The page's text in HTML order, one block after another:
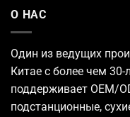
О НАС
Один из ведущих
Китае с более чем
поддерживает OEM/
подстанционные,